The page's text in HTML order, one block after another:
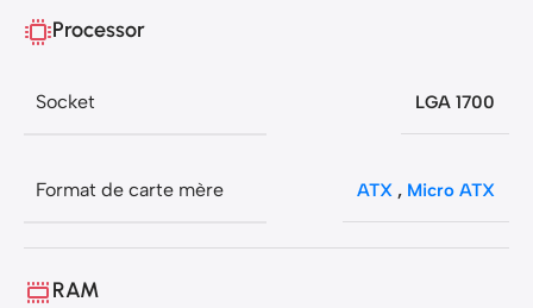
Processor
Socket LGA 1700
Format de carte mère ATX , Micro ATX
RAM